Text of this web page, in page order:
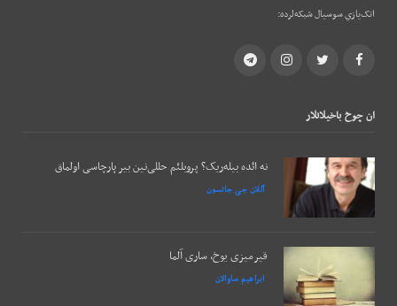
اتک‌يازي سوسيال شبکه‌لرده:
Facebook
Twitter
Instagram
Telegram
ان چوخ باخيلانلار
نه ائده بیله‌ریک؟ پروبلئم حللی‌نین بیر پارچاسی اولماق
آللان جی جانسون
قیرمیزی یوخ، ساری آلما
ابراهیم ساوالان